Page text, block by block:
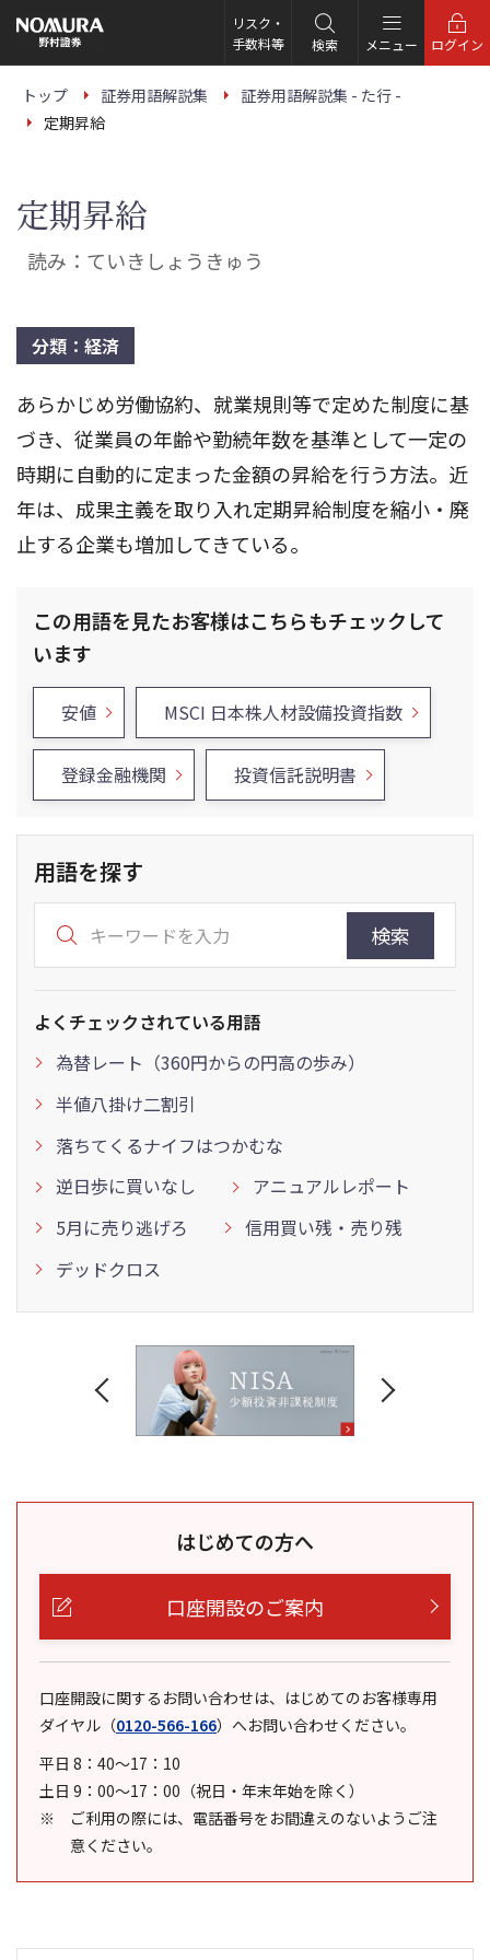
の
ー
リスク・
手数料等
検索 メニュー ログイン
トップ 証券用語解説集
証券用語解説集 - た行 -
定期昇給
定期昇給
読み：ていきしょうきゅう
分類：経済
あらかじめ労働協約、就業規則等で定めた制度に基
づき、従業員の年齢や勤続年数を基準として一定の
時期に自動的に定まった金額の昇給を行う方法。近
年は、成果主義を取り入れ定期昇給制度を縮小・廃
止する企業も増加してきている。
この用語を見たお客様はこちらもチェックして
います
安値 MSCI 日本株人材設備投資指数
登録金融機関 投資信託説明書
用語を探す
検索
よくチェックされている用語
為替レート（360円からの円高の歩み）
半値八掛け二割引
落ちてくるナイフはつかむな
逆日歩に買いなし
アニュアルレポート
5月に売り逃げろ
信用買い残・売り残
デッドクロス
はじめての方へ
口座開設のご案内
口座開設に関するお問い合わせは、はじめてのお客様専用
ダイヤル （0120-566-166） へお問い合わせください。
平日 8：40～17：10
土日 9：00～17：00（祝日・年末年始を除く）
ご利用の際には、電話番号をお間違えのないようご注
意ください。